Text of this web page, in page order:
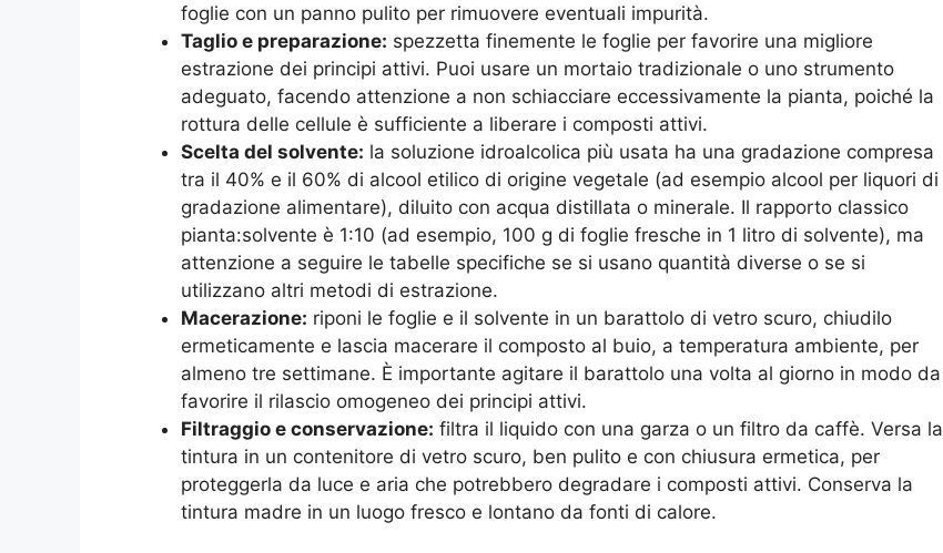
foglie con un panno pulito per rimuovere eventuali impurità.
Taglio e preparazione: spezzetta finemente le foglie per favorire una migliore
estrazione dei principi attivi. Puoi usare un mortaio tradizionale o uno strumento
adeguato, facendo attenzione a non schiacciare eccessivamente la pianta, poiché la
rottura delle cellule è sufficiente a liberare i composti attivi.
Scelta del solvente: la soluzione idroalcolica più usata ha una gradazione compresa
tra il 40% e il 60% di alcool etilico di origine vegetale (ad esempio alcool per liquori di
gradazione alimentare), diluito con acqua distillata o minerale. Il rapporto classico
pianta:solvente è 1:10 (ad esempio, 100 g di foglie fresche in 1 litro di solvente), ma
attenzione a seguire le tabelle specifiche se si usano quantità diverse o se si
utilizzano altri metodi di estrazione.
Macerazione: riponi le foglie e il solvente in un barattolo di vetro scuro, chiudilo
ermeticamente e lascia macerare il composto al buio, a temperatura ambiente, per
almeno tre settimane. È importante agitare il barattolo una volta al giorno in modo da
favorire il rilascio omogeneo dei principi attivi.
Filtraggio e conservazione: filtra il liquido con una garza o un filtro da caffè. Versa la
tintura in un contenitore di vetro scuro, ben pulito e con chiusura ermetica, per
proteggerla da luce e aria che potrebbero degradare i composti attivi. Conserva la
tintura madre in un luogo fresco e lontano da fonti di calore.